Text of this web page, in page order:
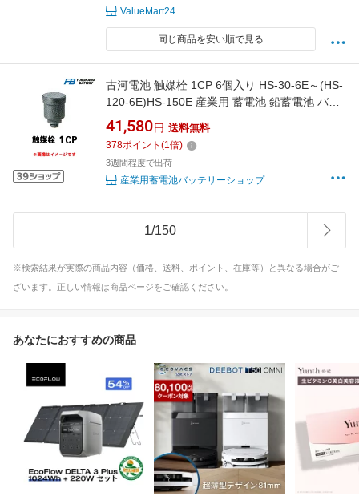
ValueMart24
同じ商品を安い順で見る
古河電池 触媒栓 1CP 6個入り HS-30-6E～(HS-
120-6E)HS-150E 産業用 蓄電池 鉛蓄電池 バッ
テリー ベント式据置鉛蓄電池 発電機始動用
41,580 円 送料無料
378ポイント (1倍)
3週間程度で出荷
産業用蓄電池バッテリーショップ
1/150
※検索結果が実際の商品内容（価格、送料、ポイント、在庫等）と異なる場合がご
ざいます。正しい情報は商品ページをご確認ください。
あなたにおすすめの商品